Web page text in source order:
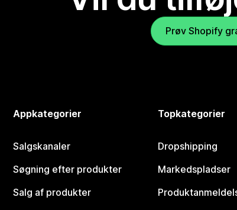
Prøv Shopify
Appkategorier
Salgskanaler
Søgning efter produkter
Salg af produkter
Topkategorier
Dropshipping
Markedspladser